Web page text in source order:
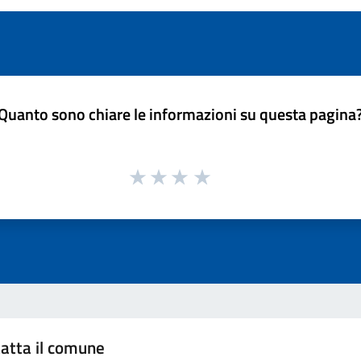
sono chiare le informazioni su questa
il comune